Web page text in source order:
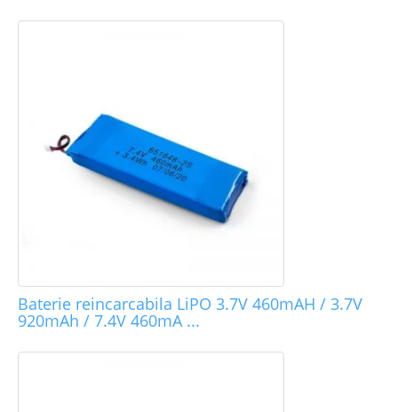
Baterie reincarcabila LiPO 3.7V 460mAH / 3.7V
920mAh / 7.4V 460mA ...